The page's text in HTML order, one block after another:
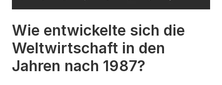
Wie entwickelte sich die
Weltwirtschaft in den
Jahren nach 1987?